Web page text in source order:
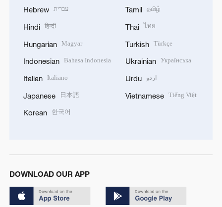
Hebrew עברית
Hindi हिन्दी
Hungarian Magyar
Indonesian Bahasa Indonesia
Italian Italiano
Japanese 日本語
Korean 한국어
Tamil தமிழ்
Thai ไทย
Turkish Türkçe
Ukrainian Українська
Urdu اردو
Vietnamese Tiếng Việt
DOWNLOAD OUR APP